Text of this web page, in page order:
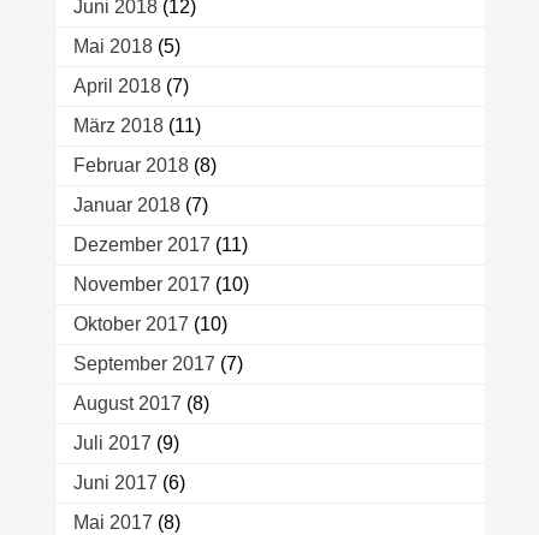
Juni 2018(12)
Mai 2018(5)
April 2018(7)
März 2018(11)
Februar 2018(8)
Januar 2018(7)
Dezember 2017 (11)
November 2017 (10)
Oktober 2017 (10)
September 2017 (7)
August 2017 (8)
Juli 2017 (9)
Juni 2017 (6)
Mai 2017 (8)